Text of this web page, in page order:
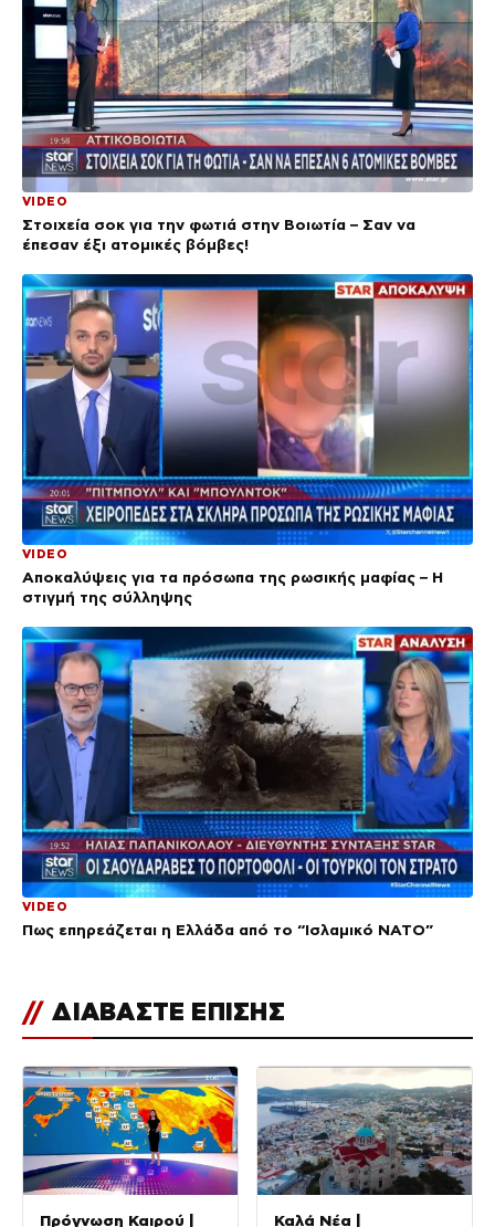
VIDEO
Στοιχεία σοκ για την φωτιά στην Βοιωτία – Σαν να
έπεσαν έξι ατομικές βόμβες!
VIDEO
Αποκαλύψεις για τα πρόσωπα της ρωσικής μαφίας – Η
στιγμή της σύλληψης
VIDEO
Πως επηρεάζεται η Ελλάδα από το “Ισλαμικό ΝΑΤΟ”
// ΔΙΑΒΑΣΤΕ ΕΠΙΣΗΣ
Πρόγνωση Καιρού |
Καλά Νέα |